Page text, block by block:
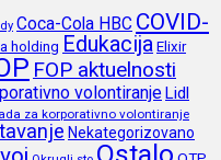
Coca-Cola HBC COVID-
holding Edukacija Elixir
FOP aktuelnosti
volontiranjeLidl
za korporativno volontiranje
Nekategorizovano